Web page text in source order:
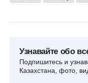
Узнавайте обо
Подпишитесь и
Казахстана, фото,